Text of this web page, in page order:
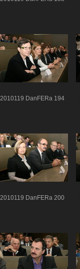
2010119 DanFERa 194
2010119 DanFERa 200